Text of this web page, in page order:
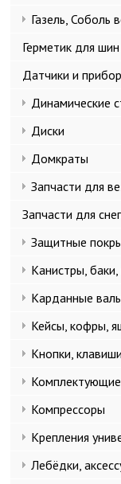
Герметик для шин
Датчики и
Диски
Домкраты
Запчасти для
Запчасти для
Защитные
Канистры,
Карданные
Кейсы, кофры,
Компрессоры
Крепления